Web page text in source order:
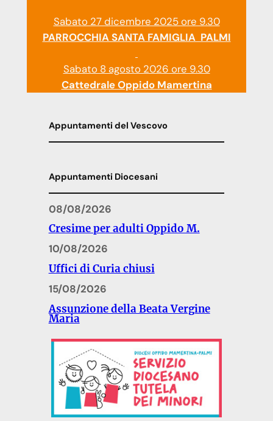
Sabato 27 dicembre 2025 ore 9.30
PARROCCHIA SANTA FAMIGLIA PALMI
Sabato 8 agosto 2026 ore 9.30
Cattedrale Oppido Mamertina
Appuntamenti del Vescovo
Appuntamenti Diocesani
08/08/2026
Cresime per adulti Oppido M.
10/08/2026
Uffici di Curia chiusi
15/08/2026
Assunzione della Beata Vergine
Maria